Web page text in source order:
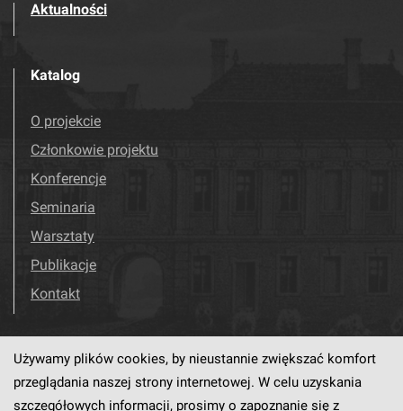
Aktualności
Katalog
O projekcie
Członkowie projektu
Konferencje
Seminaria
Warsztaty
Publikacje
Kontakt
Odwiedź nas! Facebook
Używamy plików cookies, by nieustannie zwiększać komfort
przeglądania naszej strony internetowej. W celu uzyskania
szczegółowych informacji, prosimy o zapoznanie się z